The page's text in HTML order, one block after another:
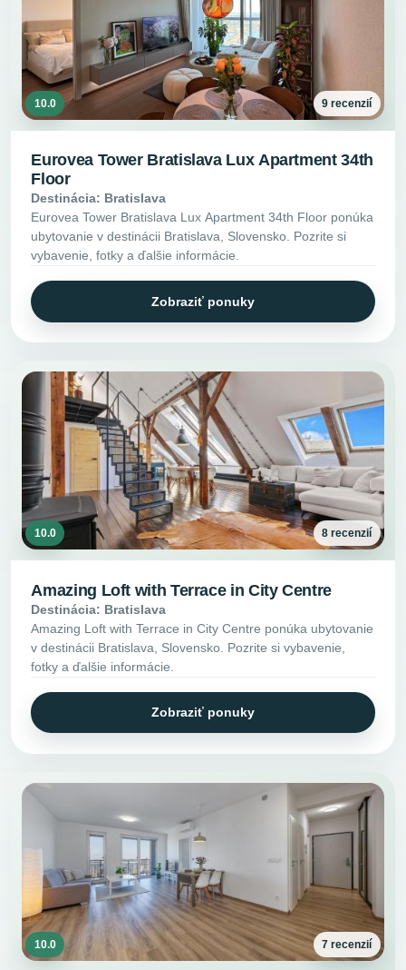
10.0 9 recenzií
Eurovea Tower Bratislava Lux Apartment 34th
Floor
Destinácia: Bratislava
Eurovea Tower Bratislava Lux Apartment 34th Floor ponúka
ubytovanie v destinácii Bratislava, Slovensko. Pozrite si
vybavenie, fotky a ďalšie informácie.
Zobraziť ponuky
10.0 8 recenzií
Amazing Loft with Terrace in City Centre
Destinácia: Bratislava
Amazing Loft with Terrace in City Centre ponúka ubytovanie
v destinácii Bratislava, Slovensko. Pozrite si vybavenie,
fotky a ďalšie informácie.
Zobraziť ponuky
10.0 7 recenzií